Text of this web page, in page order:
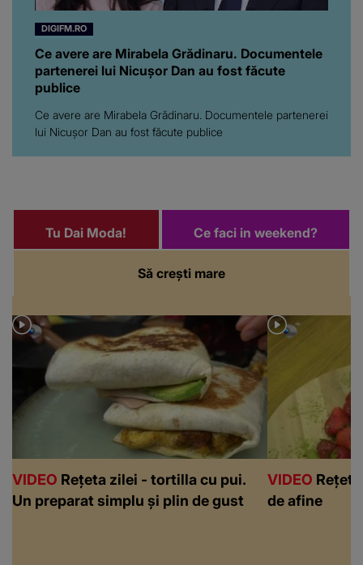
DIGIFM.RO
Ce avere are Mirabela Grădinaru. Documentele
partenerei lui Nicușor Dan au fost făcute
publice
Ce avere are Mirabela Grădinaru. Documentele partenerei
lui Nicușor Dan au fost făcute publice
Să crești mare
Tu Dai Moda! Ce faci in weekend?
VIDEO Rețeta zilei - tortilla cu pui.
Un preparat simplu și plin de gust
VIDEO
de afine